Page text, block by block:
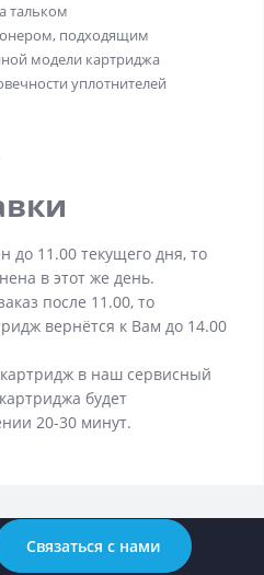
тальком
подходящим
модели картриджа
уплотнителей
до 11.00 текущего дня, то
в этот же день.
после 11.00, то
вернётся к Вам до 14.00
в наш сервисный
будет
20-30 минут.
Связаться с нами